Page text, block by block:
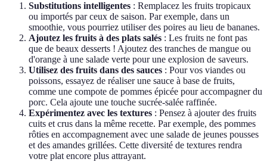
Substitutions intelligentes : Remplacez les fruits tropicaux
ou importés par ceux de saison. Par exemple, dans un
smoothie, vous pourriez utiliser des poires au lieu de bananes.
Ajoutez les fruits à des plats salés : Les fruits ne font pas
que de beaux desserts ! Ajoutez des tranches de mangue ou
d'orange à une salade verte pour une explosion de saveurs.
Utilisez des fruits dans des sauces : Pour vos viandes ou
poissons, essayez de réaliser une sauce à base de fruits,
comme une compote de pommes épicée pour accompagner du
porc. Cela ajoute une touche sucrée-salée raffinée.
Expérimentez avec les textures : Pensez à ajouter des fruits
cuits et crus dans la même recette. Par exemple, des pommes
rôties en accompagnement avec une salade de jeunes pousses
et des amandes grillées. Cette diversité de textures rendra
votre plat encore plus attrayant.